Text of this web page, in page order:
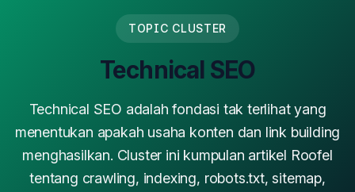
TOPIC CLUSTER
Technical SEO
Technical SEO adalah fondasi tak terlihat yang
menentukan apakah usaha konten dan link building
menghasilkan. Cluster ini kumpulan artikel Roofel
tentang crawling, indexing, robots.txt, sitemap,